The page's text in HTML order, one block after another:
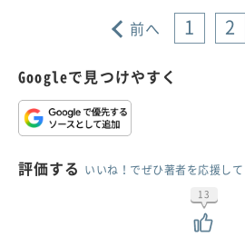
前へ 1 2
Googleで見つけやすく
評価する いいね！でぜひ著者を応援し
13